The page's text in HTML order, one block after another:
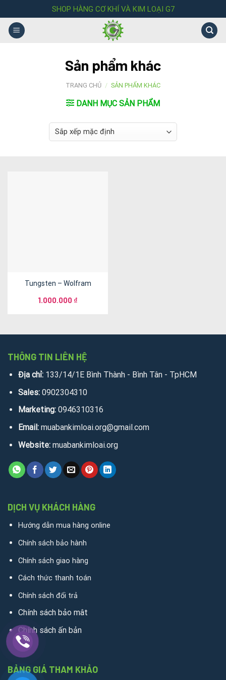
to
content
SHOP HÀNG CƠ KHÍ VÀ KIM LOẠI G7
Sản phẩm khác
TRANG CHỦ / SẢN PHẨM KHÁC
DANH MỤC SẢN PHẨM
Tungsten – Wolfram
1.000.000 ₫
THÔNG TIN LIÊN HỆ
Địa chỉ:133/14/1E Bình Thành - Bình Tân - TpHCM
Sales: 0902304310
Marketing: 0946310316
Email: muabankimloai.org@gmail.com
Website: muabankimloai.org
DỊCH VỤ KHÁCH HÀNG
Hướng dẫn mua hàng online
Chính sách bảo hành
Chính sách giao hàng
Cách thức thanh toán
Chính sách đổi trả
Chính sách bảo mât
Chính sách ấn bản
BẢNG GIÁ THAM KHẢO